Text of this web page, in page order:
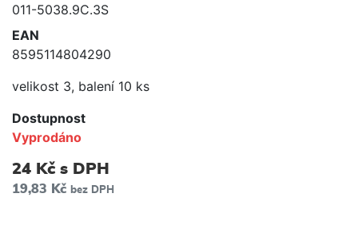
011-5038.9C.3S
EAN
8595114804290
velikost 3, balení 10 ks
Dostupnost
Vyprodáno
24 Kč s DPH
19,83 Kč bez DPH